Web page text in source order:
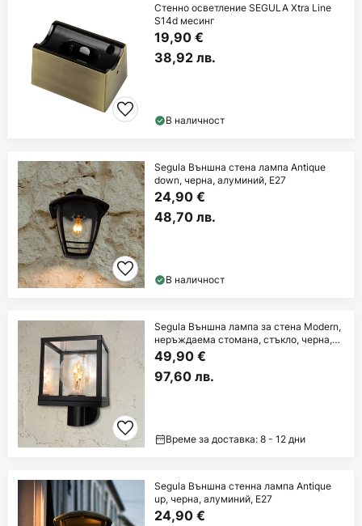
Стенно осветление SEGULA Xtra Line
S14d месинг
19,90 €
38,92 лв.
В наличност
Segula Външна стена лампа Antique
down, черна, алуминий, E27
24,90 €
48,70 лв.
В наличност
Segula Външна лампа за стена Modern,
неръждаема стомана, стъкло, черна,
E27
49,90 €
97,60 лв.
Време за доставка: 8 - 12 дни
Segula Външна стенна лампа Antique
up, черна, алуминий, E27
24,90 €